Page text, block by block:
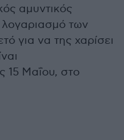
αμυντικός
των
για να της χαρίσει
15 Μαΐου, στο